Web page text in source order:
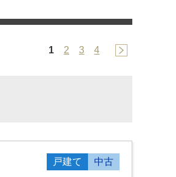
1 2 3 4
戸建て 中古